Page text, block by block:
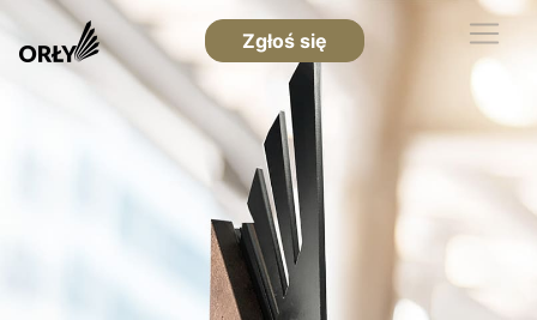
Zgłoś się